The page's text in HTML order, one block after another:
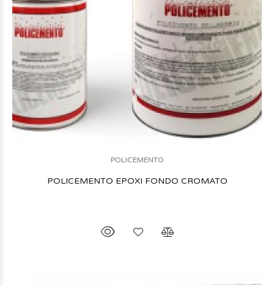
POLICEMENTO
POLICEMENTO EPOXI FONDO CROMATO